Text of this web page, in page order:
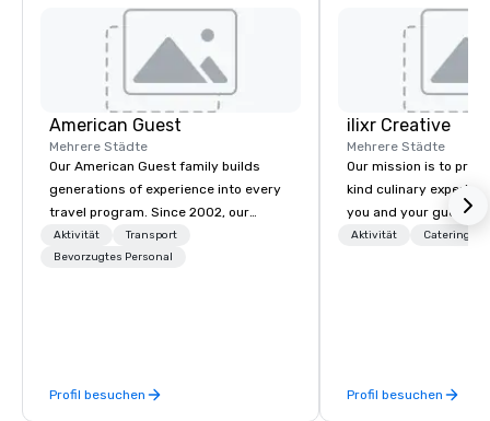
American Guest
Mehrere Städte
Our American Guest family builds
generations of experience into every
travel program. Since 2002, our
mission has been to capture the
imagination of your corporate guests
management, we treat your project as
Aktivität
Transport
Bevorzugtes Personal
Profil besuchen
ilixr Creative
Mehrere Städte
Our mission is to
kind culinary
you and your guests
memories and
catering industry.
Aktivität Catering
Profil besuchen